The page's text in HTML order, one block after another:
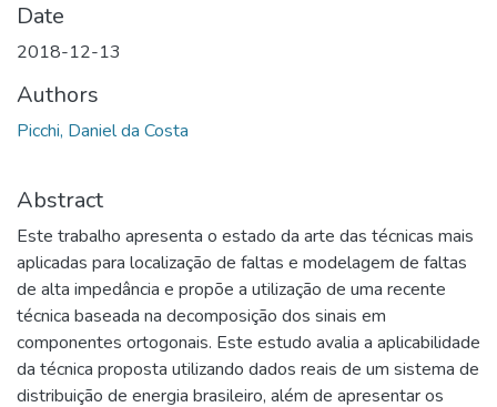
Date
2018-12-13
Authors
Picchi, Daniel da Costa
Abstract
Este trabalho apresenta o estado da arte das técnicas mais
aplicadas para localização de faltas e modelagem de faltas
de alta impedância e propõe a utilização de uma recente
técnica baseada na decomposição dos sinais em
componentes ortogonais. Este estudo avalia a aplicabilidade
da técnica proposta utilizando dados reais de um sistema de
distribuição de energia brasileiro, além de apresentar os